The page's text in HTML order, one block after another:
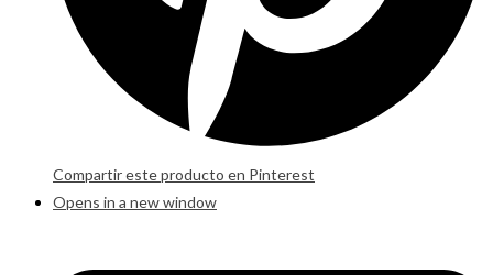
Compartir este producto en Pinterest
Opens in a new window